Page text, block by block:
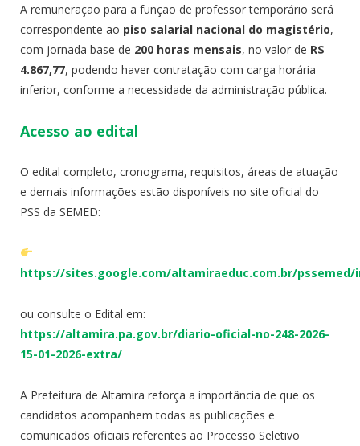
A remuneração para a função de professor temporário será
correspondente ao piso salarial nacional do magistério,
com jornada base de 200 horas mensais, no valor de R$
4.867,77, podendo haver contratação com carga horária
inferior, conforme a necessidade da administração pública.
Acesso ao edital
O edital completo, cronograma, requisitos, áreas de atuação
e demais informações estão disponíveis no site oficial do
PSS da SEMED:
https://sites.google.com/altamiraeduc.com.br/pssemed/
ou consulte o Edital em:
https://altamira.pa.gov.br/diario-oficial-no-248-2026-
15-01-2026-extra/
A Prefeitura de Altamira reforça a importância de que os
candidatos acompanhem todas as publicações e
comunicados oficiais referentes ao Processo Seletivo